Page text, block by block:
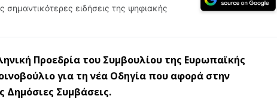
σημαντικότερες ειδήσεις της ψηφιακής
Προεδρία του Συμβουλίου της Ευρωπαϊκής
για τη νέα Οδηγία που αφορά στην
Δημόσιες Συμβάσεις.